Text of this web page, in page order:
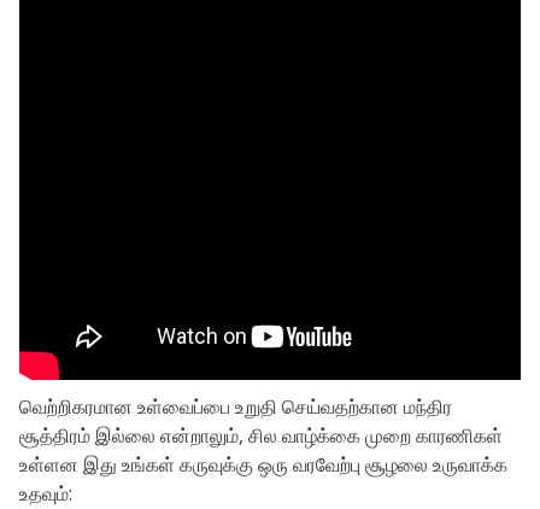
வெற்றிகரமான உள்வைப்பை உறுதி செய்வதற்கான மந்திர
சூத்திரம் இல்லை என்றாலும், சில வாழ்க்கை முறை காரணிகள்
உள்ளன இது உங்கள் கருவுக்கு ஒரு வரவேற்பு சூழலை உருவாக்க
உதவும்: